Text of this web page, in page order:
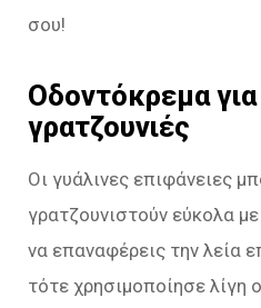
σου!
Οδοντόκρεμα για
γρατζουνιές
Οι γυάλινες επιφάνειες
γρατζουνιστούν εύκολα
να επαναφέρεις την λεία
τότε χρησιμοποίησε λίγη